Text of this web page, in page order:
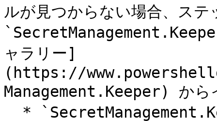
ルが見つからない場合、ステ
ャラリー]
(https://
Management.Keeper) から